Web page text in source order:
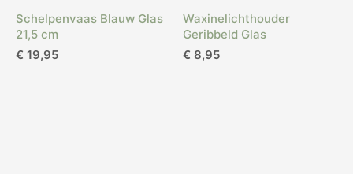
Schelpenvaas Blauw Glas
21,5 cm
€ 19,95
Waxinelichthouder
Geribbeld Glas
€ 8,95